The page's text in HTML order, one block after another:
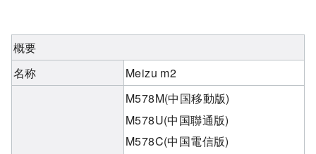
概要
名称
Meizu m2
M578M(中国移動版)
M578U(中国聯通版)
M578C(中国電信版)